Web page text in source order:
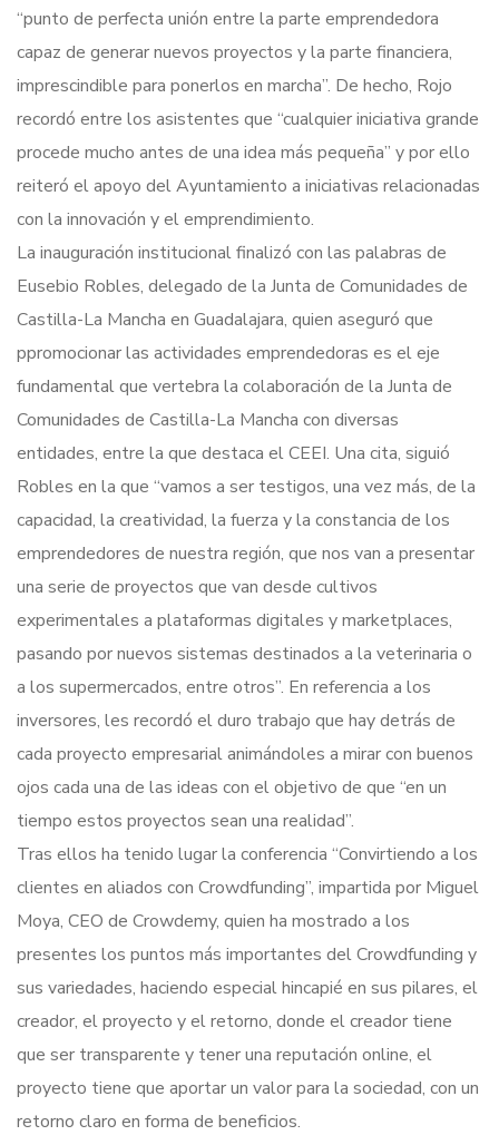
“punto de perfecta unión entre la parte emprendedora
capaz de generar nuevos proyectos y la parte financiera,
imprescindible para ponerlos en marcha”. De hecho, Rojo
recordó entre los asistentes que “cualquier iniciativa grande
procede mucho antes de una idea más pequeña” y por ello
reiteró el apoyo del Ayuntamiento a iniciativas relacionadas
con la innovación y el emprendimiento.
La inauguración institucional finalizó con las palabras de
Eusebio Robles, delegado de la Junta de Comunidades de
Castilla-La Mancha en Guadalajara, quien aseguró que
ppromocionar las actividades emprendedoras es el eje
fundamental que vertebra la colaboración de la Junta de
Comunidades de Castilla-La Mancha con diversas
entidades, entre la que destaca el CEEI. Una cita, siguió
Robles en la que “vamos a ser testigos, una vez más, de la
capacidad, la creatividad, la fuerza y la constancia de los
emprendedores de nuestra región, que nos van a presentar
una serie de proyectos que van desde cultivos
experimentales a plataformas digitales y marketplaces,
pasando por nuevos sistemas destinados a la veterinaria o
a los supermercados, entre otros”. En referencia a los
inversores, les recordó el duro trabajo que hay detrás de
cada proyecto empresarial animándoles a mirar con buenos
ojos cada una de las ideas con el objetivo de que “en un
tiempo estos proyectos sean una realidad”.
Tras ellos ha tenido lugar la conferencia “Convirtiendo a los
clientes en aliados con Crowdfunding”, impartida por Miguel
Moya, CEO de Crowdemy, quien ha mostrado a los
presentes los puntos más importantes del Crowdfunding y
sus variedades, haciendo especial hincapié en sus pilares, el
creador, el proyecto y el retorno, donde el creador tiene
que ser transparente y tener una reputación online, el
proyecto tiene que aportar un valor para la sociedad, con un
retorno claro en forma de beneficios.